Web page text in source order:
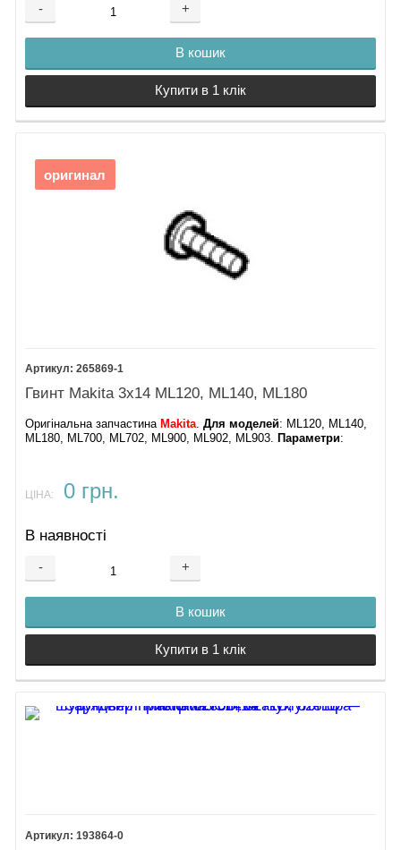
- +
В кошик
Купити в 1 клік
оригинал
265869-1
Гвинт Makita 3x14 ML120, ML140, ML180
Оригінальна запчастина Makita .Для моделей: ML120, ML140,
ML180, ML700, ML702, ML900, ML902, ML903.
Параметри:
ЦІНА: 0 грн.
В наявності
- +
В кошик
Купити в 1 клік
193864-0